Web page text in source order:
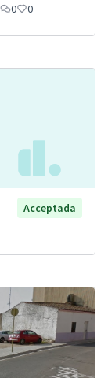
0 0
Acceptada